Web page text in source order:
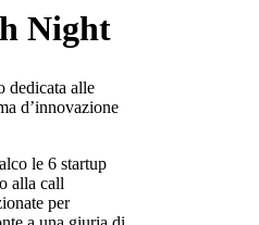
Night
dedicata alle
d’innovazione
le 6 startup
alla call
per